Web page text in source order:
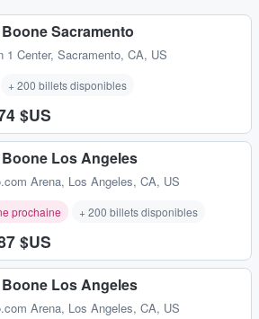
Sacramento
1 Center, Sacramento, CA, US
+ 200 billets disponibles
$US
Los Angeles
Arena, Los Angeles, CA, US
prochaine + 200 billets disponibles
$US
Los Angeles
Arena, Los Angeles, CA, US